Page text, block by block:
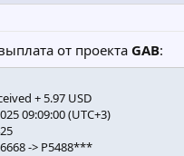
от проекта GAB:
+ 5.97 USD
09:09:00 (UTC+3)
-> P5488***